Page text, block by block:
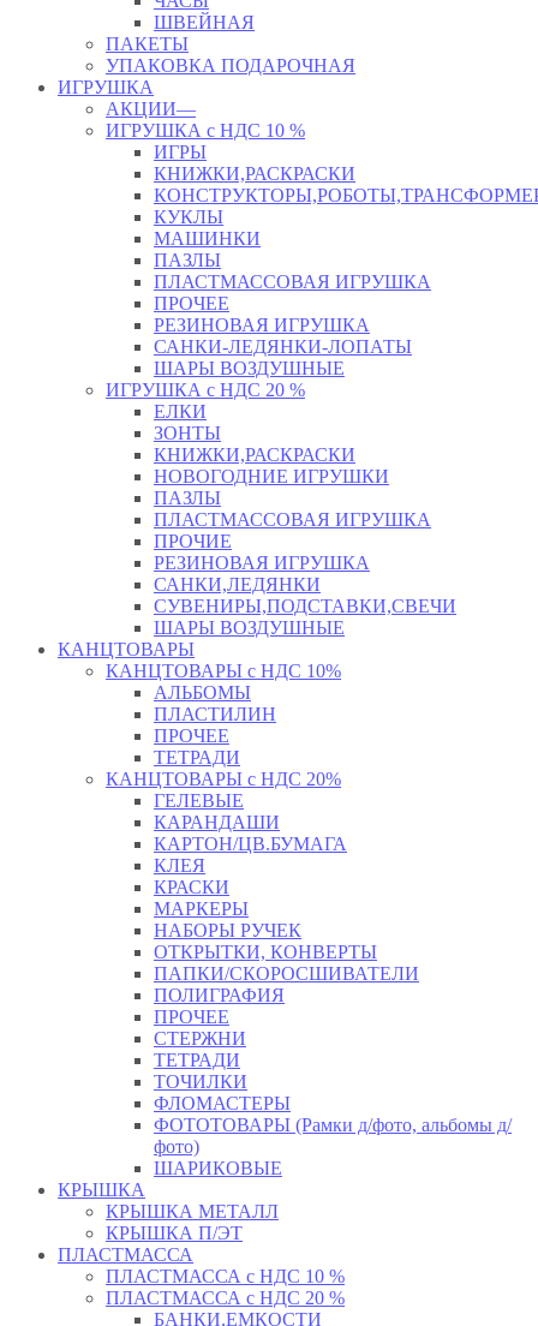
ШВЕЙНАЯ
ПАКЕТЫ
УПАКОВКА ПОДАРОЧНАЯ
ИГРУШКА
АКЦИИ—
ИГРУШКА с НДС 10 %
ИГРЫ
КНИЖКИ,РАСКРАСКИ
КУКЛЫ
МАШИНКИ
ПАЗЛЫ
ПЛАСТМАССОВАЯ ИГРУШКА
ПРОЧЕЕ
РЕЗИНОВАЯ ИГРУШКА
САНКИ-ЛЕДЯНКИ-ЛОПАТЫ
ШАРЫ ВОЗДУШНЫЕ
ИГРУШКА с НДС 20 %
ЕЛКИ
ЗОНТЫ
КНИЖКИ,РАСКРАСКИ
НОВОГОДНИЕ ИГРУШКИ
ПАЗЛЫ
ПЛАСТМАССОВАЯ ИГРУШКА
ПРОЧИЕ
РЕЗИНОВАЯ ИГРУШКА
САНКИ,ЛЕДЯНКИ
СУВЕНИРЫ,ПОДСТАВКИ,СВЕЧИ
ШАРЫ ВОЗДУШНЫЕ
КАНЦТОВАРЫ
КАНЦТОВАРЫ с НДС 10%
АЛЬБОМЫ
ПЛАСТИЛИН
ПРОЧЕЕ
ТЕТРАДИ
КАНЦТОВАРЫ с НДС 20%
ГЕЛЕВЫЕ
КАРАНДАШИ
КАРТОН/ЦВ.БУМАГА
КЛЕЯ
КРАСКИ
МАРКЕРЫ
НАБОРЫ РУЧЕК
ОТКРЫТКИ, КОНВЕРТЫ
ПАПКИ/СКОРОСШИВАТЕЛИ
ПОЛИГРАФИЯ
ПРОЧЕЕ
СТЕРЖНИ
ТЕТРАДИ
ТОЧИЛКИ
ФЛОМАСТЕРЫ
ФОТОТОВАРЫ (Рамки д/фото, альбомы д/
фото)
ШАРИКОВЫЕ
КРЫШКА
КРЫШКА МЕТАЛЛ
КРЫШКА П/ЭТ
ПЛАСТМАССА
ПЛАСТМАССА с НДС 10 %
ПЛАСТМАССА с НДС 20 %
БАНКИ,ЕМКОСТИ